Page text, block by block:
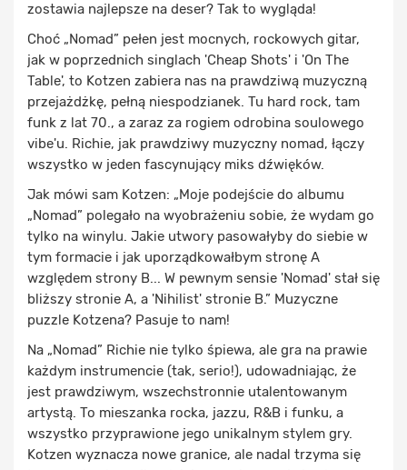
zostawia najlepsze na deser? Tak to wygląda!
Choć „Nomad” pełen jest mocnych, rockowych gitar,
jak w poprzednich singlach 'Cheap Shots' i 'On The
Table', to Kotzen zabiera nas na prawdziwą muzyczną
przejażdżkę, pełną niespodzianek. Tu hard rock, tam
funk z lat 70., a zaraz za rogiem odrobina soulowego
vibe'u. Richie, jak prawdziwy muzyczny nomad, łączy
wszystko w jeden fascynujący miks dźwięków.
Jak mówi sam Kotzen: „Moje podejście do albumu
„Nomad” polegało na wyobrażeniu sobie, że wydam go
tylko na winylu. Jakie utwory pasowałyby do siebie w
tym formacie i jak uporządkowałbym stronę A
względem strony B... W pewnym sensie 'Nomad' stał się
bliższy stronie A, a 'Nihilist' stronie B.” Muzyczne
puzzle Kotzena? Pasuje to nam!
Na „Nomad” Richie nie tylko śpiewa, ale gra na prawie
każdym instrumencie (tak, serio!), udowadniając, że
jest prawdziwym, wszechstronnie utalentowanym
artystą. To mieszanka rocka, jazzu, R&B i funku, a
wszystko przyprawione jego unikalnym stylem gry.
Kotzen wyznacza nowe granice, ale nadal trzyma się